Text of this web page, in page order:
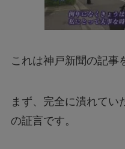
これは神戸新聞の記事
まず、完全に潰れてい
の証言です。